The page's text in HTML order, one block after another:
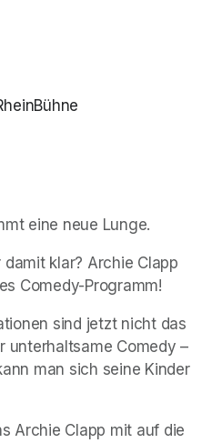
eine neue Lunge.
klar? Archie Clapp
Comedy-Programm!
sind jetzt nicht das
unterhaltsame Comedy –
man sich seine Kinder
Archie Clapp mit auf die